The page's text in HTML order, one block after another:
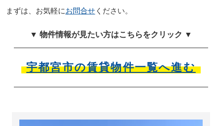
まずは、お気軽にお問合せください。
▼ 物件情報が見たい方はこちらをクリック ▼
宇都宮市の賃貸物件一覧へ進む